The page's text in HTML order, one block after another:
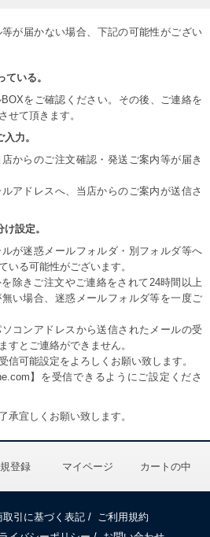
が届かない場合、下記の可能性がござい
いる。
をご確認ください。その後、ご連絡を
せて頂きます。
力。
からのご注文確認・発送ご案内等が届き
アドレスへ、当店からのご案内が送信さ
設定。
が迷惑メールフォルダ・別フォルダ等へ
いる可能性がございます。
除きご注文やご連絡をされて24時間以上
い場合、迷惑メールフォルダ等を一度ご
コンアドレスから送信されたメールの受
すとご連絡ができません。
信可能設定をよろしくお願い致します。
】を受信できるようにご設定くださ
承宜しくお願い致します。
登録 マイページ カートの中
取引に基づく表記 /
ご利用規約